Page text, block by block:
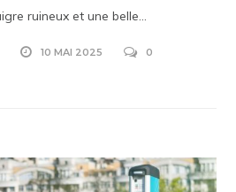
ruineux et une belle...
10 MAI 2025 0